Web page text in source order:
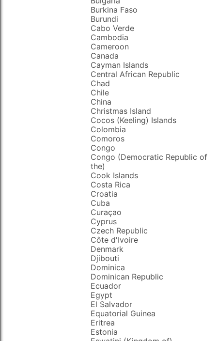
Burkina Faso
Burundi
Cabo Verde
Cambodia
Cameroon
Canada
Cayman Islands
Central African Republic
Chad
Chile
China
Christmas Island
Cocos (Keeling) Islands
Colombia
Comoros
Congo
Congo (Democratic Republic of
the)
Cook Islands
Costa Rica
Croatia
Cuba
Curaçao
Cyprus
Czech Republic
Côte d'Ivoire
Denmark
Djibouti
Dominica
Dominican Republic
Ecuador
Egypt
El Salvador
Equatorial Guinea
Eritrea
Estonia